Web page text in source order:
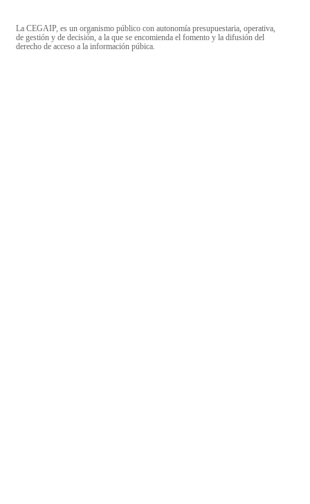
La CEGAIP, es un organismo público con autonomía presupuestaria, operativa,
de gestión y de decisión, a la que se encomienda el fomento y la difusión del
derecho de acceso a la información púbica.